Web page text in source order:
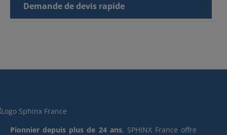
Demande de devis rapide
Pionnier depuis plus de 24 ans, SPHINX France offre